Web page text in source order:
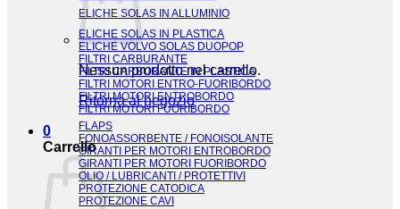
Nessun prodotto nel carrello.
Ritorna al negozio
0
Carrello
ELICHE SOLAS IN ALLUMINIO
ELICHE SOLAS IN PLASTICA
ELICHE VOLVO SOLAS DUOPOP
FILTRI CARBURANTE
FILTRI CARBURANTE IN PLASTICA
FILTRI MOTORI ENTRO-FUORIBORDO
FILTRI MOTORI ENTROBORDO
FILTRI MOTORI FUORIBORDO
FLAPS
FONOASSORBENTE / FONOISOLANTE
GIRANTI PER MOTORI ENTROBORDO
GIRANTI PER MOTORI FUORIBORDO
OLIO / LUBRICANTI / PROTETTIVI
PROTEZIONE CATODICA
PROTEZIONE CAVI